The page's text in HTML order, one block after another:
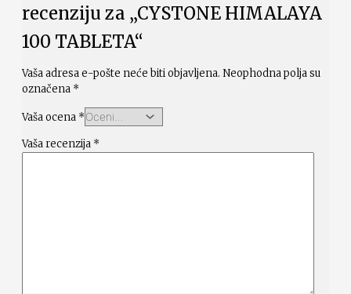
recenziju za „CYSTONE HIMALAYA
100 TABLETA“
Vaša adresa e-pošte neće biti objavljena. Neophodna polja su
označena *
Vaša ocena *
Vaša recenzija *